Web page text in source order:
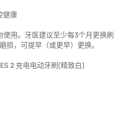
健康
使用。牙医建议至少每3个月更换刷
损，可提早（或更早）更换。
2 充电电动牙刷(精致白)